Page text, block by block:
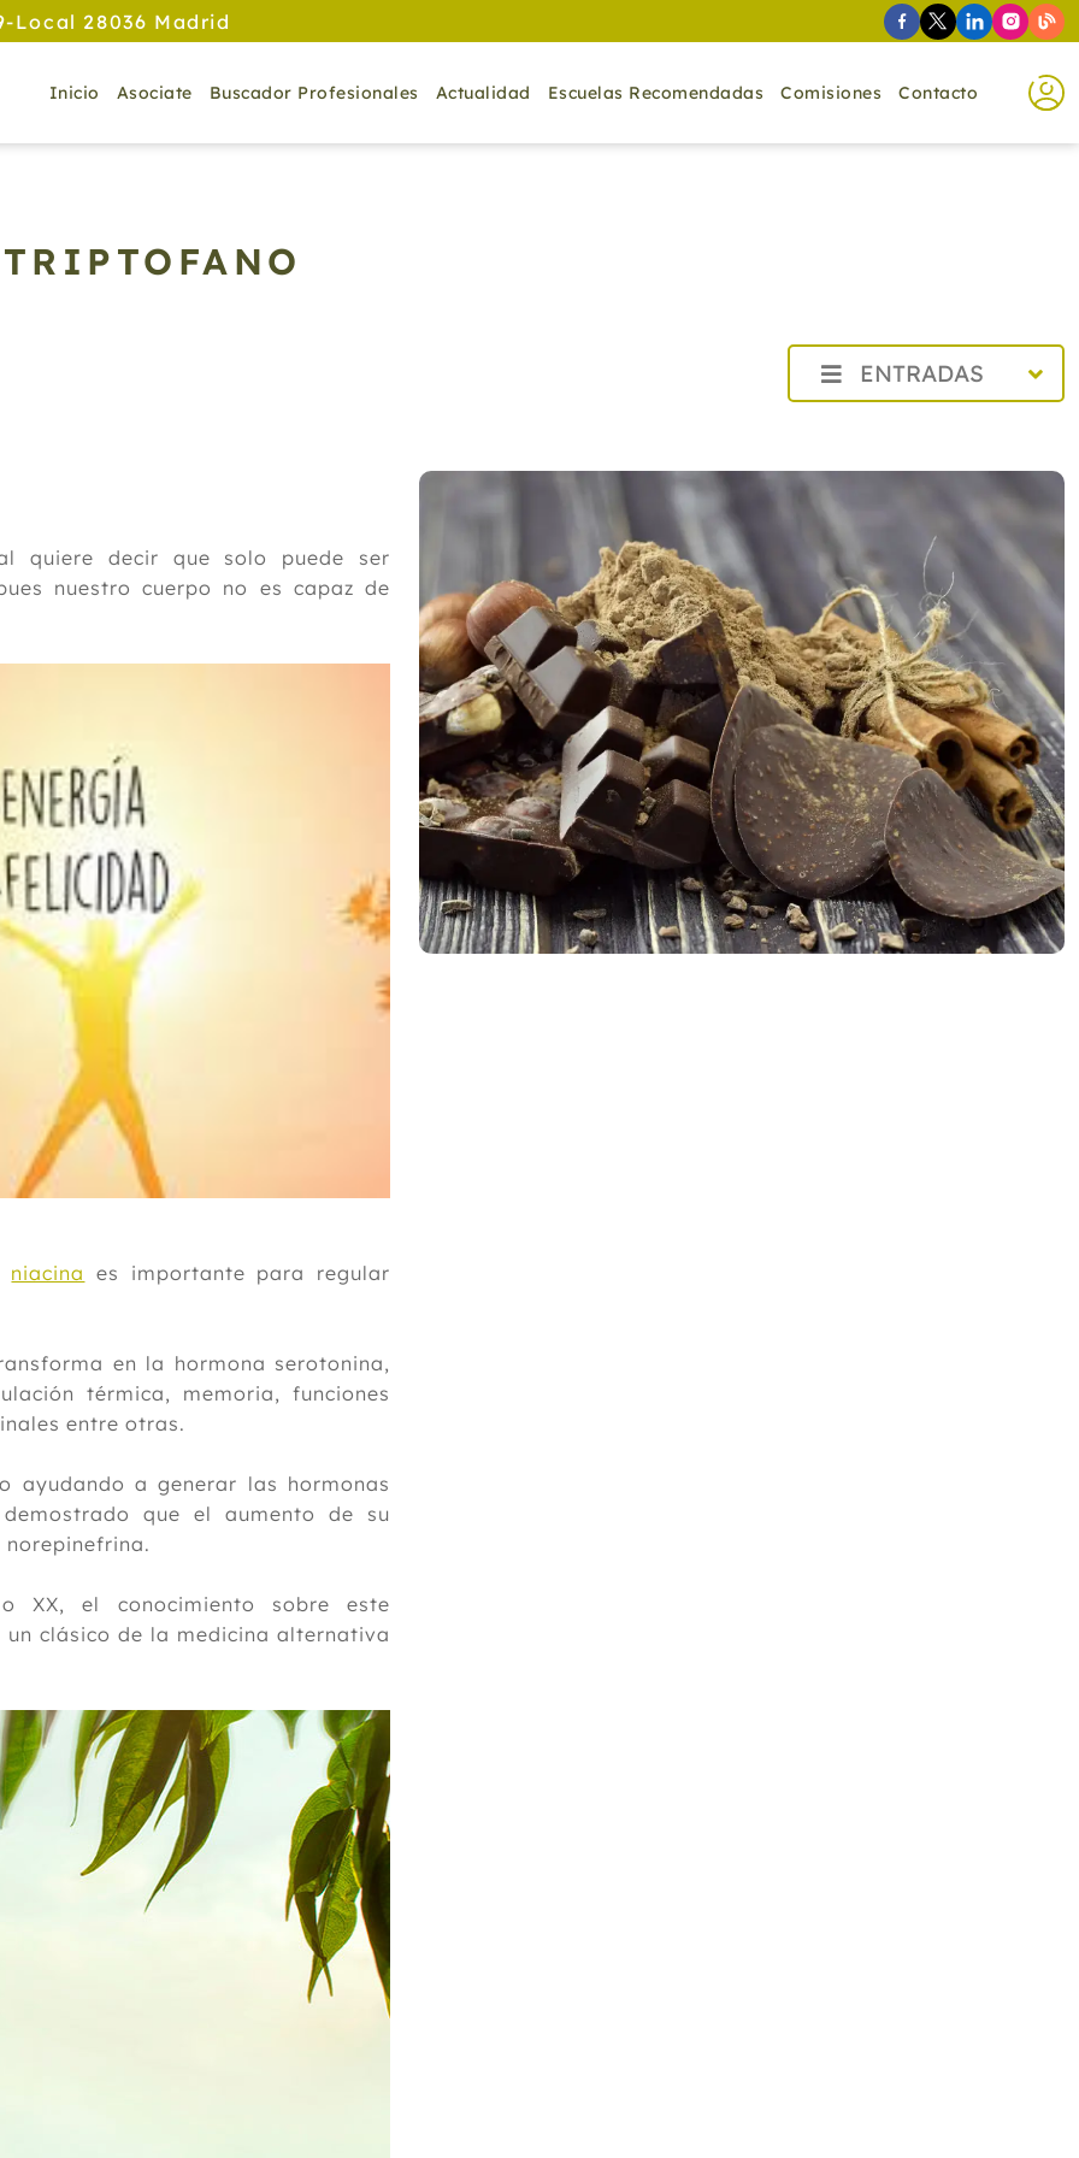
Local 28036 Madrid
Inicio Asociate Buscador Profesionales Actualidad Escuelas Recomendadas Comisiones Contacto
ENTRADAS
2025
2024
2023
2022
2021
2020
Diciembre
Noviembre
Octubre
Septiembre
Agosto
Julio
Junio
Mayo
Abril
quiere decir que solo puede ser
nuestro cuerpo no es capaz de
niacina es importante para regular
en la hormona serotonina,
térmica, memoria, funciones
entre otras.
ayudando a generar las hormonas
que el aumento de su
XX, el conocimiento sobre este
clásico de la medicina alternativa